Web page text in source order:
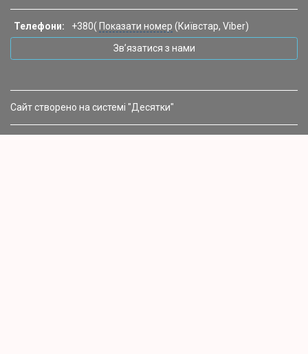
Телефони: +380( Показати номер (Київстар, Viber)
Зв’язатися з нами
Сайт створено на системі "Десятки"